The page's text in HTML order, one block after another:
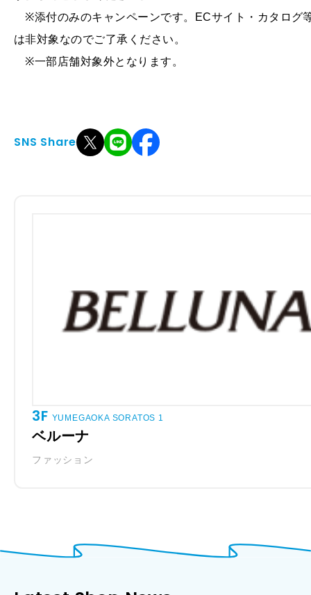
※添付のみのキャンペーンです。ECサイト・カタログ
は非対象なのでご了承ください。
※一部店舗対象外となります。
SNS Share
3F YUMEGAOKA SORATOS 1
ベルーナ
ファッション